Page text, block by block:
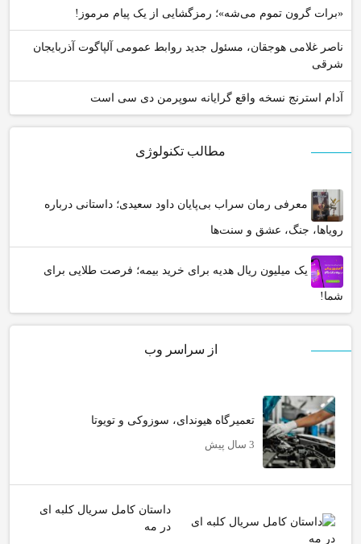
مطالب تکنولوژی
معرفی رمان سراب بی‌پایان داود سعیدی؛ داستانی درباره
رویاها، جنگ، عشق و سنت‌ها
یک میلیون ریال هدیه برای خرید بیمه؛ فرصت طلایی برای
شما!
از سراسر وب
تعمیرگاه هیوندای، سوزوکی و تویوتا
3 سال پیش
داستان کامل سریال کلبه ای
در مه
«برات گرون تموم می‌شه»؛ رمزگشایی از یک پیام مرموز!
ناصر غلامی هوجقان، مسئول جدید روابط عمومی آلپاگوت آذربایجان
شرقی
آدام استرنج نسخه واقع گرایانه سوپرمن دی سی است